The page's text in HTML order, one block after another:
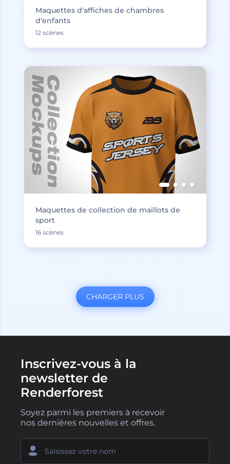
Maquettes d'affiches de chambres
d'enfants
12 scènes
Maquettes de collection de maillots de
sport
16 scènes
CHARGER PLUS
Inscrivez-vous à la
newsletter de
Renderforest
Soyez parmi les premiers à recevoir
nos dernières nouvelles et offres.